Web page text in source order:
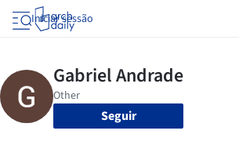
Iniciar sessão
Seguir